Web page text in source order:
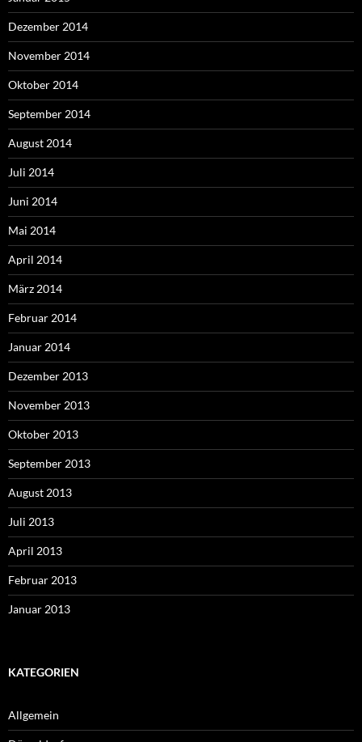
Dezember 2014
November 2014
Oktober 2014
September 2014
August 2014
Juli 2014
Juni 2014
Mai 2014
April 2014
März 2014
Februar 2014
Januar 2014
Dezember 2013
November 2013
Oktober 2013
September 2013
August 2013
Juli 2013
April 2013
Februar 2013
Januar 2013
KATEGORIEN
Allgemein